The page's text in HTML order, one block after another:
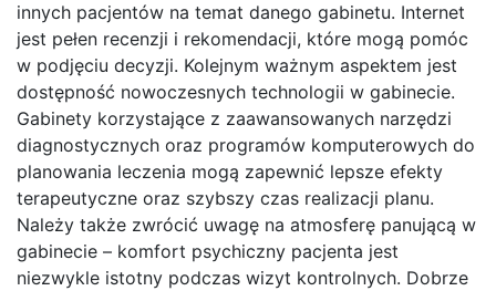
innych pacjentów na temat danego gabinetu. Internet
jest pełen recenzji i rekomendacji, które mogą pomóc
w podjęciu decyzji. Kolejnym ważnym aspektem jest
dostępność nowoczesnych technologii w gabinecie.
Gabinety korzystające z zaawansowanych narzędzi
diagnostycznych oraz programów komputerowych do
planowania leczenia mogą zapewnić lepsze efekty
terapeutyczne oraz szybszy czas realizacji planu.
Należy także zwrócić uwagę na atmosferę panującą w
gabinecie – komfort psychiczny pacjenta jest
niezwykle istotny podczas wizyt kontrolnych. Dobrze